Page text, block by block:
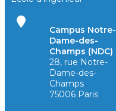
Campus Notre-
Dame-des-
Champs (NDC)
28, rue Notre-
Dame-des-
Champs
75006 Paris